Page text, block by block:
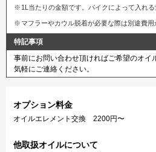
1L当たりの金額です。バイクによって入れる
マフラーやカウル脱着が必要な際は別途費用
特記事項
事前にお問い合わせ頂ければご希望のオイ
気軽にご連絡ください。
オプション料金
オイルエレメント交換 2200円〜
他取扱オイルについて